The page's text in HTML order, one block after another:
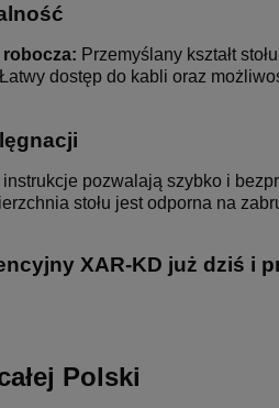
Przemyślany kształt
Łatwy dostęp do kabli oraz
instrukcje pozwalają szybko i
stołu jest odporna na
XAR-KD już dziś i
Polski